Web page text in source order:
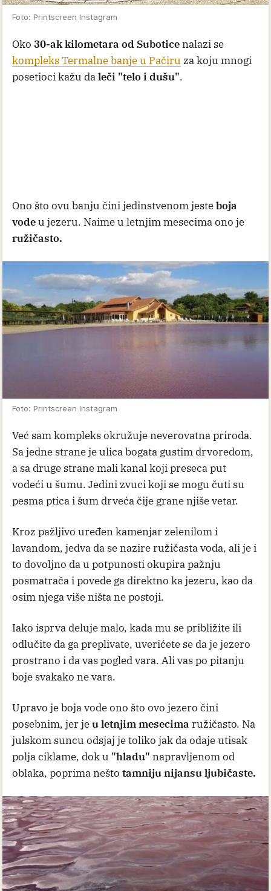
Foto: Printscreen Instagram
Oko 30-ak kilometara od Suboticenalazi se
kompleks Termalne banje u Pačiru za koju mnogi
posetioci kažu daleči "telo i dušu".
Ono što ovu banju čini jedinstvenom jesteboja
vodeu jezeru. Naime u letnjim mesecima ono je
ružičasto.
Foto: Printscreen Instagram
Već sam kompleks okružuje neverovatna priroda.
Sa jedne strane je ulica bogata gustim drvoredom,
a sa druge strane mali kanal koji preseca put
vodeći u šumu. Jedini zvuci koji se mogu čuti su
pesma ptica i šum drveća čije grane njiše vetar.
Kroz pažljivo uređen kamenjar zelenilom i
lavandom, jedva da se nazire ružičasta voda, ali je i
to dovoljno da u potpunosti okupira pažnju
posmatrača i povede ga direktno ka jezeru, kao da
osim njega više ništa ne postoji.
Iako isprva deluje malo, kada mu se približite ili
odlučite da ga preplivate, uverićete se da je jezero
prostrano i da vas pogled vara. Ali vas po pitanju
boje svakako ne vara.
Upravo je boja vode ono što ovo jezero čini
posebnim, jer jeu letnjim mesecima ružičasto. Na
julskom suncu odsjaj je toliko jak da odaje utisak
polja ciklame, dok u "hladu" napravljenom od
oblaka, poprima nešto tamniju nijansu ljubičaste.